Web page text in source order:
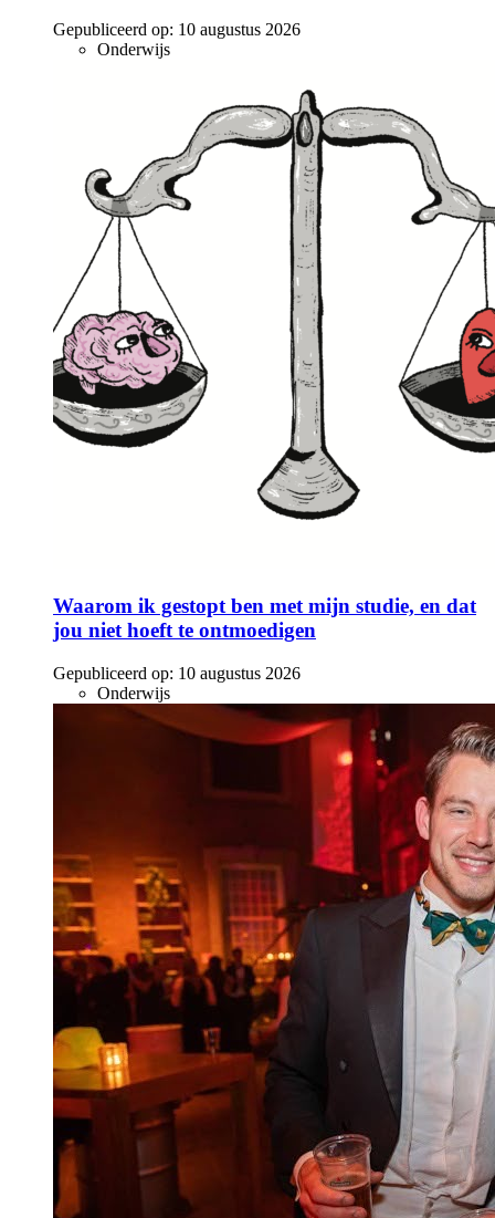
Gepubliceerd op: 10 augustus 2026
Onderwijs
Waarom ik gestopt ben met mijn studie, en dat
jou niet hoeft te ontmoedigen
Gepubliceerd op: 10 augustus 2026
Onderwijs